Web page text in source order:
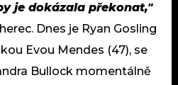
je dokázala překonat,"
Dnes je Ryan Gosling
Evou Mendes (47), se
Bullock momentálně